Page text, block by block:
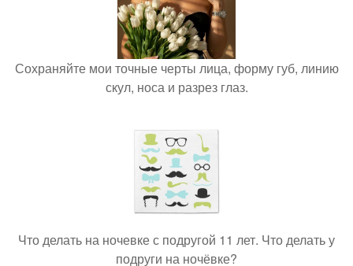
Сохраняйте мои точные черты лица, форму губ, линию
скул, носа и разрез глаз.
Что делать на ночевке с подругой 11 лет. Что делать у
подруги на ночёвке?